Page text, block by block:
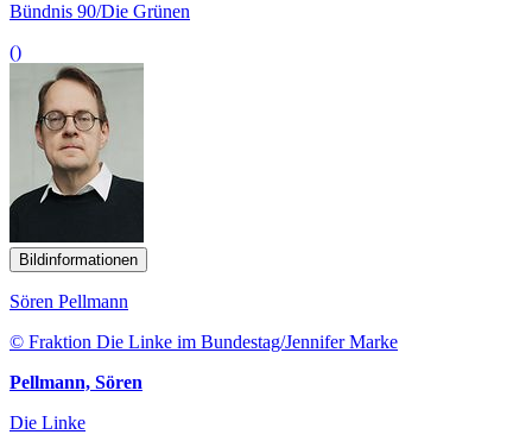
Bündnis 90/Die Grünen
()
Bildinformationen
Sören Pellmann
© Fraktion Die Linke im Bundestag/Jennifer Marke
Pellmann, Sören
Die Linke